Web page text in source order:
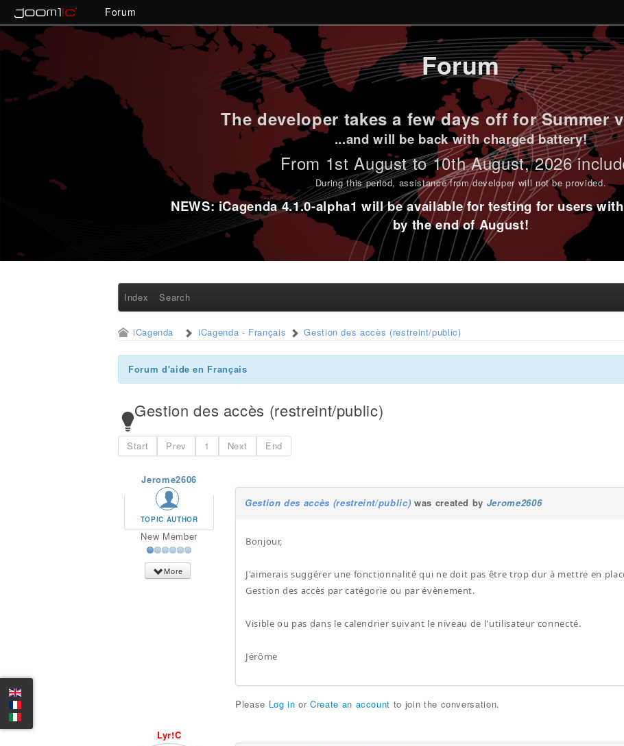
Forum
Forum
The developer takes a few days off for Summer
...and will be back with charged battery!
From 1st August to 10th August, 2026
During this period, assistance from developer will not be provided.
NEWS: iCagenda 4.1.0-alpha1 will be available for testing for users
by the end of August!
Index Search
iCagenda iCagenda - Français Gestion des accès (restreint/public)
Forum d'aide en Français
Gestion des accès (restreint/public)
Start Prev 1 Next End
Jerome2606
TOPIC AUTHOR
New Member
More
Gestion des accès (restreint/public) was created by Jerome2606
Bonjour,
J'aimerais suggérer une fonctionnalité qui ne doit pas être trop dur à mettre en
Gestion des accès par catégorie ou par évènement.
Visible ou pas dans le calendrier suivant le niveau de l'utilisateur connecté.
Jérôme
Please Log in orCreate an account to join the conversation.
Lyr!C